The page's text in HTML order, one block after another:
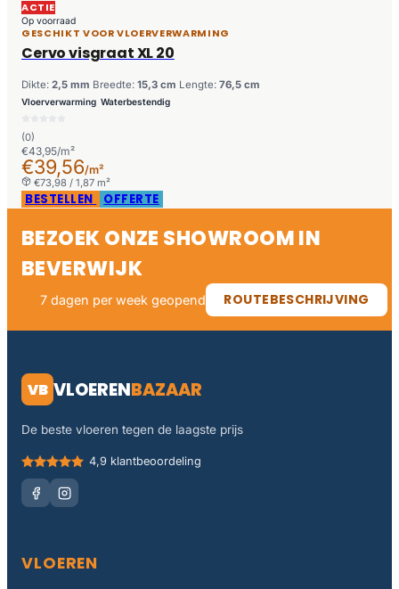
ACTIE
Op voorraad
GESCHIKT VOOR VLOERVERWARMING
Cervo visgraat XL 20
Dikte: 2,5 mm Breedte: 15,3 cm Lengte: 76,5 cm
Vloerverwarming Waterbestendig
(0)
€43,95/m²
€39,56/m²
€73,98 / 1,87 m²
BESTELLEN OFFERTE
BEZOEK ONZE SHOWROOM IN
BEVERWIJK
7 dagen per week geopend ROUTEBESCHRIJVING
VB VLOERENBAZAAR
De beste vloeren tegen de laagste prijs
4,9 klantbeoordeling
VLOEREN